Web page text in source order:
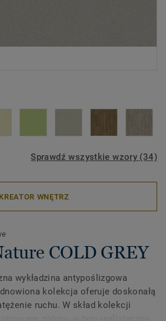
Sprawdź wszystkie wzory (34)
KREATOR WNĘTRZ
COLD GREY
wykładzina antypoślizgowa
kolekcja oferuje doskonałą
ruchu. W skład kolekcji